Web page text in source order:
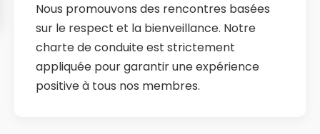
Nous promouvons des rencontres basées
sur le respect et la bienveillance. Notre
charte de conduite est strictement
appliquée pour garantir une expérience
positive à tous nos membres.